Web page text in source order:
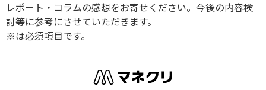
レポート・コラムの感想をお寄せください。今後の内容検
討等に参考にさせていただきます。
※は必須項目です。